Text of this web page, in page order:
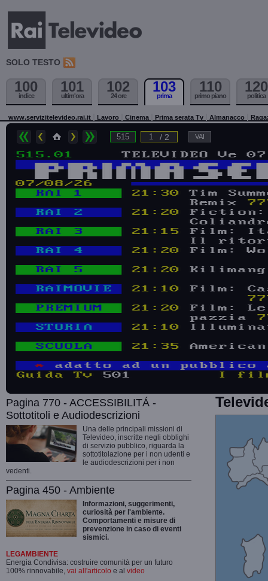
SOLO TESTO
100
indice
101
ultim'ora
102
24 ore
103
prima
110
primo piano
120
politica
www.servizitelevideo.rai.it Lavoro Cinema Prima serata Tv Almanacco
/ 2
Pagina 770 - ACCESSIBILITÁ -
Sottotitoli e Audiodescrizioni
Una delle principali missioni di
Televideo, inscritte negli obblighi
di servizio pubblico, riguarda la
sottotitolazione per i non udenti e
le audiodescrizioni per i non
vedenti.
Pagina 450 - Ambiente
Informazioni, suggerimenti,
curiosità per l'ambiente.
Comportamenti e misure di
prevenzione in caso di eventi
sismici.
LEGAMBIENTE
Energia Condivisa: costruire comunità per un futuro
100% rinnovabile, vai all'articolo e al video